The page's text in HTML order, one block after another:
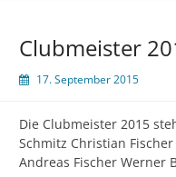
Clubmeister
17. September 2015
Die Clubmeister 2015
Schmitz Christian
Andreas Fischer Werner